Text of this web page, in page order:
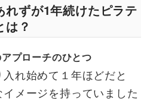
れずが1年続けたピラテ
は？
プローチのひとつ
れ始めて１年ほどだと
メージを持っていました